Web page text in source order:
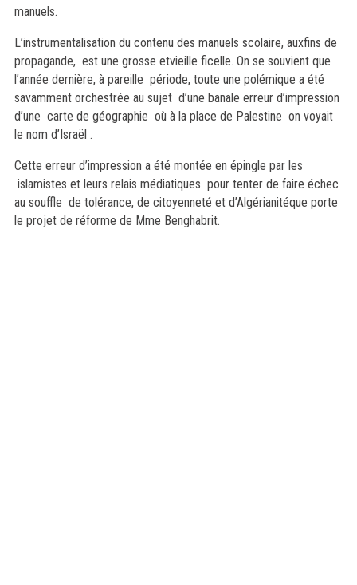
manuels.
L’instrumentalisation du contenu des manuels scolaire, auxfins de
propagande, est une grosse etvieille ficelle. On se souvient que
l’année dernière, à pareille période, toute une polémique a été
savamment orchestrée au sujet d’une banale erreur d’impression
d’une carte de géographie où à la place de Palestine on voyait
le nom d’Israël .
Cette erreur d’impression a été montée en épingle par les
islamistes et leurs relais médiatiques pour tenter de faire échec
au souffle de tolérance, de citoyenneté et d’Algérianitéque porte
le projet de réforme de Mme Benghabrit.